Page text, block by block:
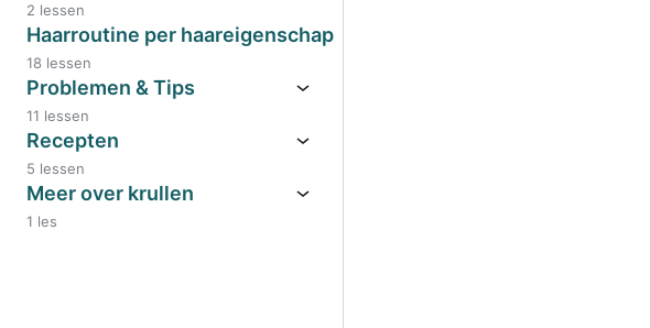
2 lessen
Haarroutine per haareigenschap
18 lessen
Problemen & Tips
11 lessen
Recepten
5 lessen
Meer over krullen
1 les